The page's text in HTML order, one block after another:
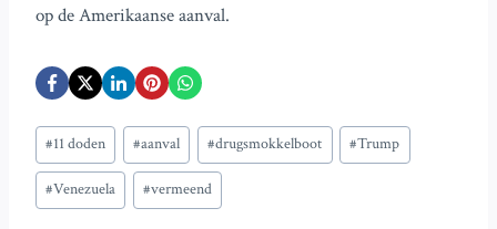
op de Amerikaanse aanval.
Bericht
tags:
#11 doden #aanval #drugsmokkelboot #Trump
#Venezuela #vermeend